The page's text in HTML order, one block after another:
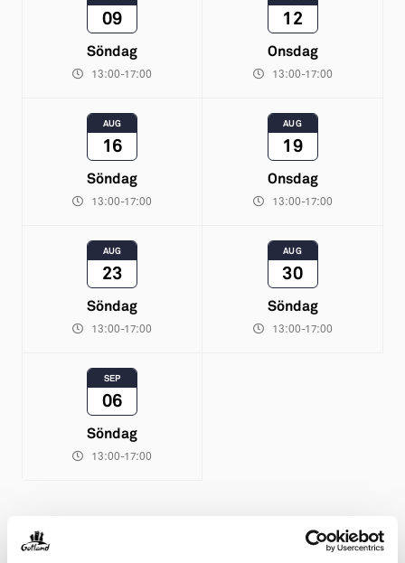
09
Söndag
13:00-17:00
12
Onsdag
13:00-17:00
AUG
16
Söndag
13:00-17:00
AUG
19
Onsdag
13:00-17:00
AUG
23
Söndag
13:00-17:00
AUG
30
Söndag
13:00-17:00
SEP
06
Söndag
13:00-17:00
Biljettpris